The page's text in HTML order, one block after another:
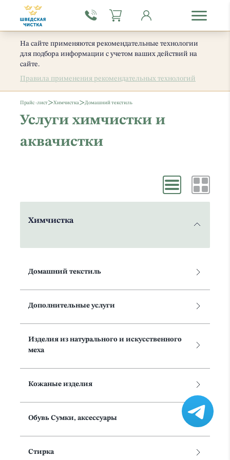
На сайте применяются рекомендательные технологии
для подбора информации с учетом ваших действий на
сайте.
Правила применения рекомендательных технологий
Прайс -лист>Химчистка>Домашний текстиль
Услуги химчистки и
аквачистки
Химчистка
Домашний текстиль
Дополнительные услуги
Изделия из натурального и искусственного
меха
Кожаные изделия
Обувь Сумки, аксессуары
Стирка